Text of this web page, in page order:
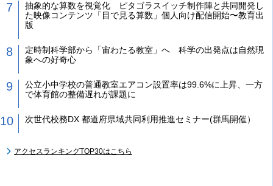
抽象的な算数を視覚化 ピタゴラスイッチ制作陣と共同開発し
た映像コンテンツ「目で見る算数」個人向け配信開始〜教育出
版
定時制科学部から「宙わたる教室」へ 科学の出発点は自然現
象への好奇心
公立小中学校の普通教室エアコン設置率は99.6%に上昇、一方
で体育館の整備遅れが課題に
次世代校務DX 都道府県域共同利用推進セミナー(群馬開催）
アクセスランキングTOP30はこちら